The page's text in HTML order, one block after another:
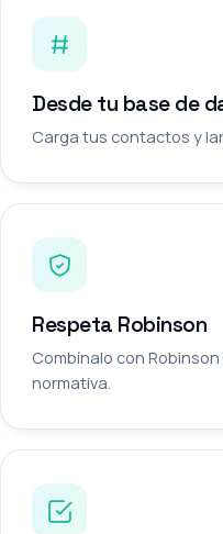
Desde tu base de
Carga tus contactos y
Respeta Robinson
Combínalo con
normativa.